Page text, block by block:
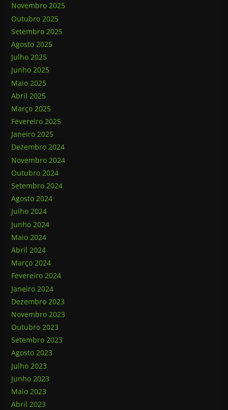
Novembro 2025
Outubro 2025
Setembro 2025
Agosto 2025
Julho 2025
Junho 2025
Maio 2025
Abril 2025
Março 2025
Fevereiro 2025
Janeiro 2025
Dezembro 2024
Novembro 2024
Outubro 2024
Setembro 2024
Agosto 2024
Julho 2024
Junho 2024
Maio 2024
Abril 2024
Março 2024
Fevereiro 2024
Janeiro 2024
Dezembro 2023
Novembro 2023
Outubro 2023
Setembro 2023
Agosto 2023
Julho 2023
Junho 2023
Maio 2023
Abril 2023